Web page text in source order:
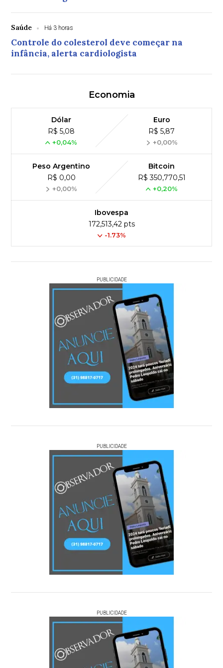
Saúde Há 3 horas
Controle do colesterol deve começar na
infância, alerta cardiologista
Economia
Dólar
R$ 5,08
+0,04%
Euro
R$ 5,87
+0,00%
Peso Argentino
R$ 0,00
+0,00%
Bitcoin
R$ 350,770,51
+0,20%
Ibovespa
172,513,42 pts
-1.73%
PUBLICIDADE
PUBLICIDADE
PUBLICIDADE